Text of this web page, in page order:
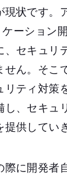
現状です。
ーション
、セキュリ
せん。そこ
リティ対策
し、セキュ
供してい
際に開発者